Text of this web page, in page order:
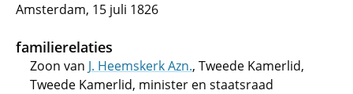
Amsterdam, 15 juli 1826
familierelaties
Zoon van J. Heemskerk Azn., Tweede Kamerlid,
Tweede Kamerlid, minister en staatsraad